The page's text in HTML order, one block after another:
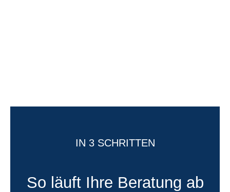
IN 3 SCHRITTEN
So läuft Ihre Beratung ab